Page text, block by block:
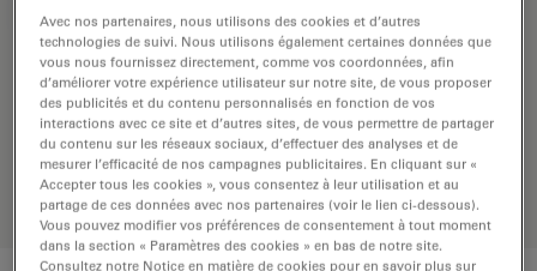
DEMANDE DE DEVIS
Découvrez la solution idéale.
Explorez notresélecteur d’objectifs
comparez les alternatives et trouvez
l’option la mieux adaptée à vos
besoins.
Avec nos partenaires, nous utilisons des cookies et d’autres
technologies de suivi. Nous utilisons également certaines données que
vous nous fournissez directement, comme vos coordonnées, afin
d’améliorer votre expérience utilisateur sur notre site, de vous proposer
des publicités et du contenu personnalisés en fonction de vos
interactions avec ce site et d’autres sites, de vous permettre de partager
du contenu sur les réseaux sociaux, d’effectuer des analyses et de
mesurer l’efficacité de nos campagnes publicitaires. En cliquant sur «
Accepter tous les cookies », vous consentez à leur utilisation et au
partage de ces données avec nos partenaires (voir le lien ci-dessous).
Vous pouvez modifier vos préférences de consentement à tout moment
dans la section « Paramètres des cookies » en bas de notre site.
Consultez notre Notice en matière de cookies pour en savoir plus sur